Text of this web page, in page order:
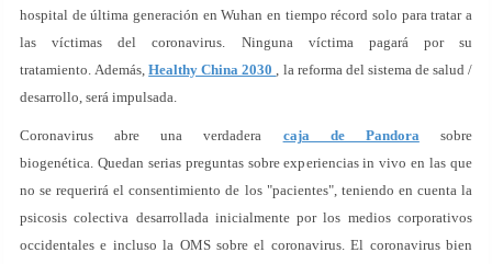
hospital de última generación en Wuhan en tiempo récord solo para tratar a
las víctimas del coronavirus. Ninguna víctima pagará por su
tratamiento. Además,Healthy China 2030, la reforma del sistema de salud /
desarrollo, será impulsada.
Coronavirus abre una verdadera caja de Pandorasobre
biogenética. Quedan serias preguntas sobre experiencias in vivo en las que
no se requerirá el consentimiento de los "pacientes", teniendo en cuenta la
psicosis colectiva desarrollada inicialmente por los medios corporativos
occidentales e incluso la OMS sobre el coronavirus. El coronavirus bien